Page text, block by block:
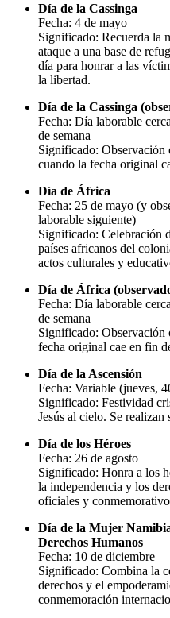
Día de la Cassinga
Fecha: 4 de mayo
Significado: Recuerda la
ataque a una base de
día para honrar a las
la libertad.
Día de la Cassinga
Fecha: Día laborable
de semana
Significado: Observación
cuando la fecha original
Día de África
Fecha: 25 de mayo (y
laborable siguiente)
Significado: Celebración
países africanos del
actos culturales y
Día de África
Fecha: Día laborable
de semana
Significado:
fecha original cae en fin
Día de la Ascensión
Fecha: Variable (jueves,
Significado: Festividad
Jesús al cielo. Se realizan
Día de los Héroes
Fecha: 26 de agosto
Significado: Honra a los
la independencia y los
oficiales y
Día de la Mujer
Derechos Humanos
Fecha: 10 de diciembre
Significado: Combina la
derechos y el
conmemoración